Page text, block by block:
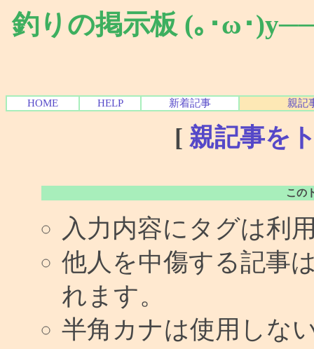
釣りの掲示板 (｡･ω･
HOME HELP 新着記事 親記
[ 親記事を
この
入力内容にタグは利
他人を中傷する記事
れます。
半角カナは使用しな